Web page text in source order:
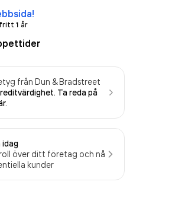
1 år
från Dun & Bradstreet
Ta reda på
idag
över ditt företag och nå
kunder